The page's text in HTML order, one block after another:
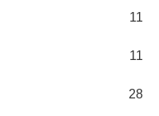
11
11
28